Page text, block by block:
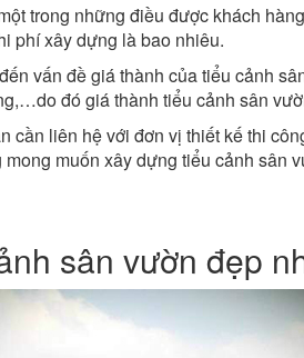
trong những điều được khách
phí xây dựng là bao nhiêu.
vấn đề giá thành của tiểu cảnh
đó giá thành tiểu cảnh sân
cần liên hệ với đơn vị thiết kế thi
muốn xây dựng tiểu cảnh sân
sân vườn đẹp